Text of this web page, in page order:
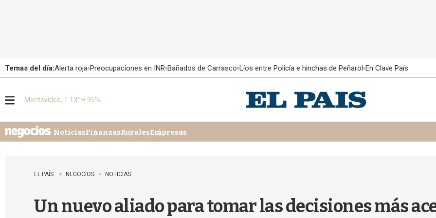
Temas del día:Alerta roja Preocupaciones en INR Bañados de Carrasco Líos entre Policía e hinchas de Peñarol En Clave País
u
Montevideo, T 13° H 95%
NoticiasFinanzasRuralesEmpresas
EL PAÍS NEGOCIOS NOTICIAS
Un nuevo aliado para tomar las decisiones más